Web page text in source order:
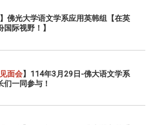
佛光大学语文学系应用英韩组【在英
际视野！】
面会】114年3月29日-佛大语文学系
一同参与！